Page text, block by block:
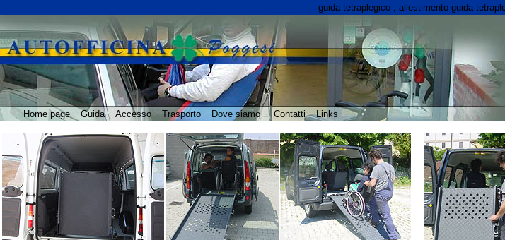
guida tetraplegico , allestimento guida
Home page Guida Accesso Trasporto Dove siamo Contatti Links